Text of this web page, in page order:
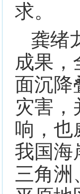
求。
龚绪
成果，
面沉降
灾害，
响，也
我国海
三角洲